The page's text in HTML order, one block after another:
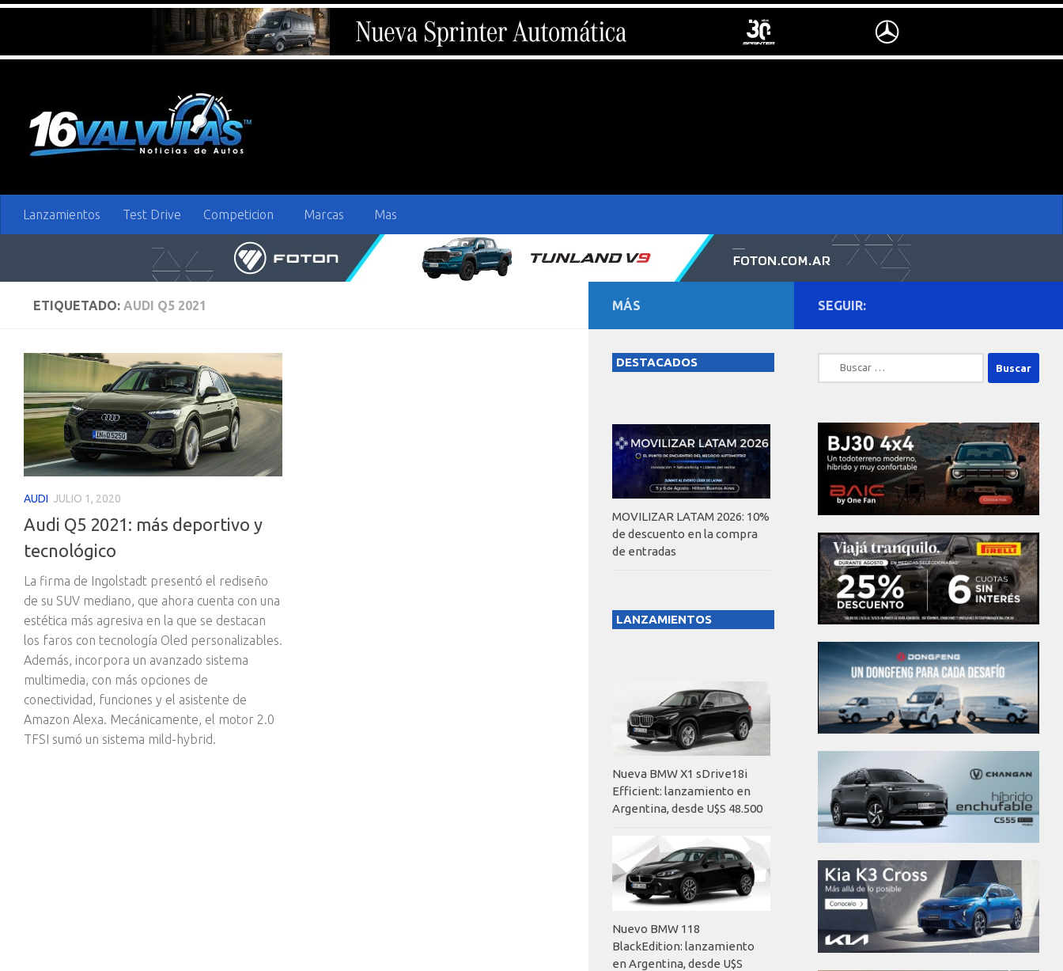
Lanzamientos Test Drive Competicion Marcas Mas
ETIQUETADO: AUDI Q5 2021
AUDI JULIO 1, 2020
Audi Q5 2021: más deportivo y
tecnológico
La firma de Ingolstadt presentó el rediseño
de su SUV mediano, que ahora cuenta con una
estética más agresiva en la que se destacan
los faros con tecnología Oled personalizables.
Además, incorpora un avanzado sistema
multimedia, con más opciones de
conectividad, funciones y el asistente de
Amazon Alexa. Mecánicamente, el motor 2.0
TFSI sumó un sistema mild-hybrid.
SEGUIR:
Buscar:
MÁS
DESTACADOS
MOVILIZAR LATAM 2026: 10%
de descuento en la compra
de entradas
LANZAMIENTOS
Nueva BMW X1 sDrive18i
Efficient: lanzamiento en
Argentina, desde U$S 48.500
Nuevo BMW 118
BlackEdition: lanzamiento
en Argentina, desde U$S